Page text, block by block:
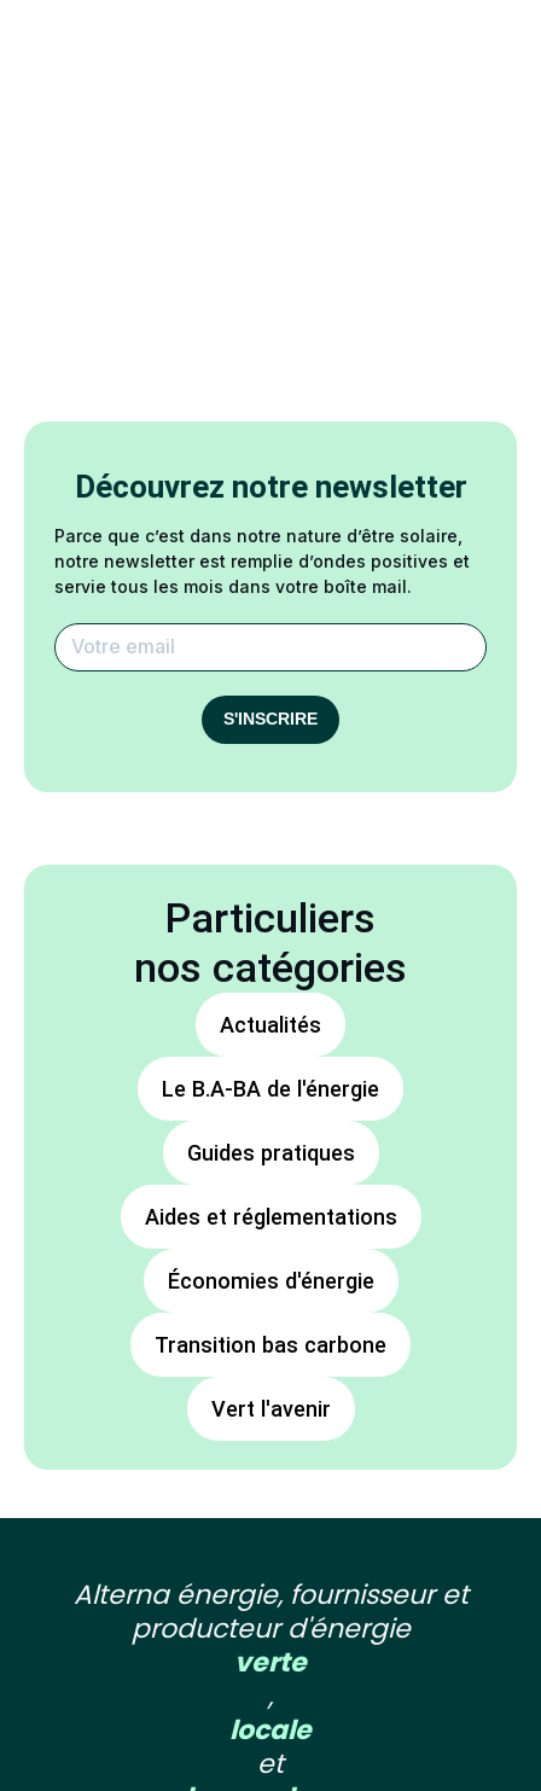
Découvrez notre newsletter
Parce que c’est dans notre nature d’être solaire,
notre newsletter est remplie d’ondes positives et
servie tous les mois dans votre boîte mail.
S'INSCRIRE
Particuliers
nos catégories
Actualités
Le B.A-BA de l'énergie
Guides pratiques
Aides et réglementations
Économies d'énergie
Transition bas carbone
Vert l'avenir
Alterna énergie, fournisseur et
producteur d'énergie
verte
,
locale
et